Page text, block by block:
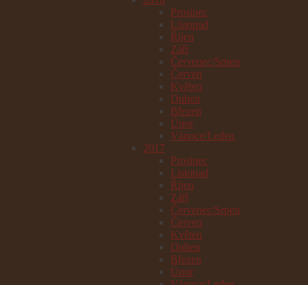
Prosinec
Listopad
Říjen
Září
Červenec/Srpen
Červen
Květen
Duben
Březen
Únor
Vánoce/Leden
2017
Prosinec
Listopad
Říjen
Září
Červenec/Srpen
Červen
Květen
Duben
Březen
Únor